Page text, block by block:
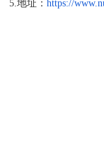
5.地址： https://